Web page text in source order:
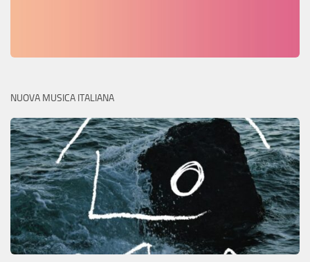
NUOVA MUSICA ITALIANA